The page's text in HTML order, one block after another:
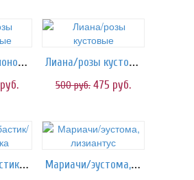
Кейра/розы пионовидные
руб.
Лиана/розы кустовые
500руб. 475 руб.
Мадам Бомбастик/розы пионка Мариачи/эустома, лизиантус